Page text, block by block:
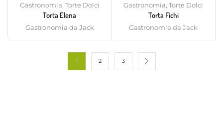
Gastronomia, Torte Dolci
Torta Elena
Gastronomia da Jack
Gastronomia,Torte Dolci
Torta Fichi
Gastronomia da Jack
1 2 3